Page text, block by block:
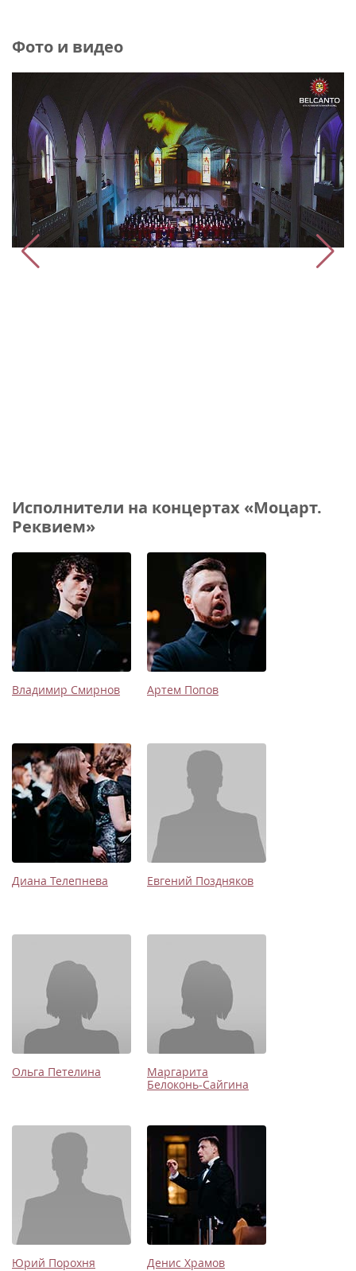
Фото и видео
Исполнители на концертах «Моцарт.
Реквием»
Владимир Смирнов Артем Попов
Диана Телепнева Евгений Поздняков
Ольга Петелина
Маргарита
Белоконь-Сайгина
Юрий Порохня Денис Храмов